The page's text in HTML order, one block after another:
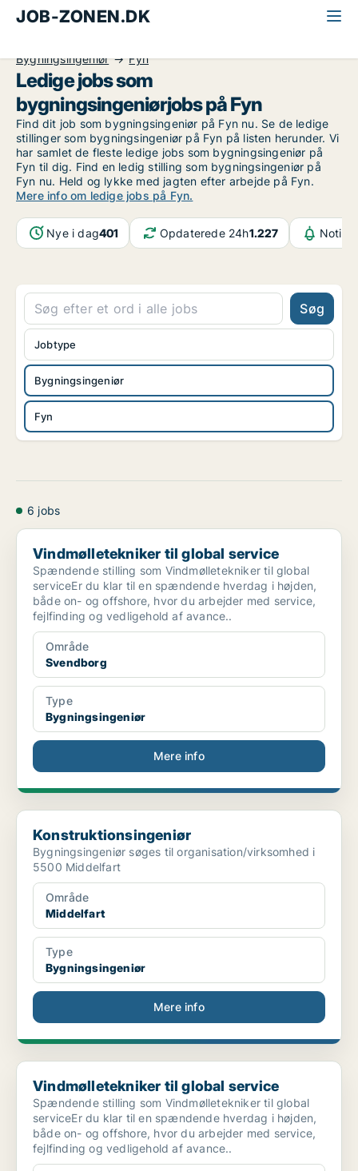
JOB-ZONEN.DK
Bygningsingeniør
Fyn
Ledige jobs som
bygningsingeniørjobs på Fyn
Find dit job som bygningsingeniør på Fyn nu. Se de ledige
stillinger som bygningsingeniør på Fyn på listen herunder. Vi
har samlet de fleste ledige jobs som bygningsingeniør på
Fyn til dig. Find en ledig stilling som bygningsingeniør på
Fyn nu. Held og lykke med jagten efter arbejde på Fyn.
Mere info om ledige jobs på Fyn.
Nye i dag401 Opdaterede 24h1.227
Søg
Bygningsingeniør
Fyn
Jobtype
6 jobs
Vindmølletekniker til global service
Vindmølletekniker til global service
Spændende stilling som Vindmølletekniker til global
serviceEr du klar til en spændende hverdag i højden,
både on- og offshore, hvor du arbejder med service,
fejlfinding og vedligehold af avance..
Område
Svendborg
Type
Bygningsingeniør
Mere info
Konstruktionsingeniør
Konstruktionsingeniør
Bygningsingeniør søges til organisation/virksomhed i
5500 Middelfart
Område
Middelfart
Type
Bygningsingeniør
Mere info
Vindmølletekniker til global service
Vindmølletekniker til global service
Spændende stilling som Vindmølletekniker til global
serviceEr du klar til en spændende hverdag i højden,
både on- og offshore, hvor du arbejder med service,
fejlfinding og vedligehold af avance..